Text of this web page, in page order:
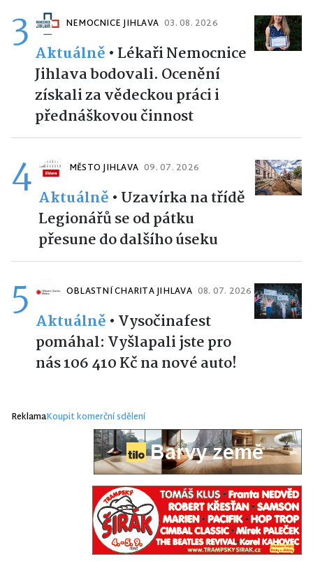
3 NEMOCNICE JIHLAVA 03. 08. 2026
Aktuálně • Lékaři Nemocnice
Jihlava bodovali. Ocenění
získali za vědeckou práci i
přednáškovou činnost
4 MĚSTO JIHLAVA 09. 07. 2026
Aktuálně • Uzavírka na třídě
Legionářů se od pátku
přesune do dalšího úseku
5 OBLASTNÍ CHARITA JIHLAVA 08. 07. 2026
Aktuálně • Vysočinafest
pomáhal: Vyšlapali jste pro
nás 106 410 Kč na nové auto!
ReklamaKoupit komerční sdělení